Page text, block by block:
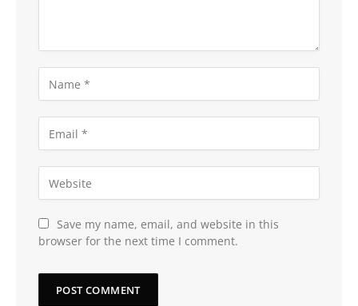
Save my name, email, and website in this
browser for the next time I comment.